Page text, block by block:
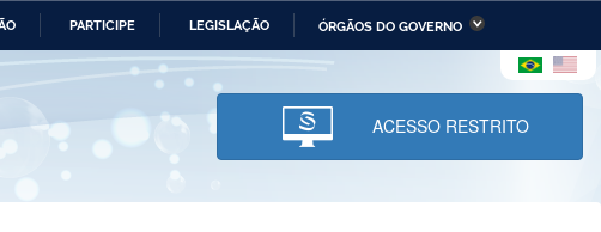
PARTICIPE LEGISLAÇÃO ÓRGÃOS DO GOVERNO
Ministério da Economia Ministério da Infraestrutura
Ministério da Ciência,
Tecnologia, Inovações e
Comunicações
e dos Direitos Humanos
ACESSO RESTRITO